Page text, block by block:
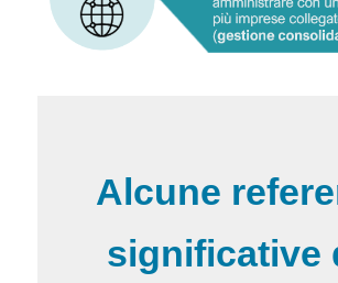
Alcune
significative